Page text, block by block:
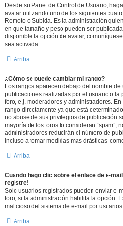
Desde su Panel de Control de Usuario,
avatar utilizando uno de los siguientes
Remoto o Subida. Es la administración
en que tamaño y peso pueden ser
disponible la opción de avatar,
sea activada.
Arriba
¿Cómo se puede cambiar mi rango?
Los rangos aparecen debajo del nombre
publicaciones realizadas por el usuario o la
foro, e.j. moderadores y administradores.
rango directamente ya que está
no abuse de sus privilegios de publicación
mayoría de los foros lo consideran “spam”,
administradores reducirán el número de
incluso a tomar medidas mas drásticas,
Arriba
Cuando hago clic sobre el enlace de e-
registre!
Solo usuarios registrados pueden enviar e-
foro, si la administración habilita la opción.
malicioso del sistema de e-mail por
Arriba